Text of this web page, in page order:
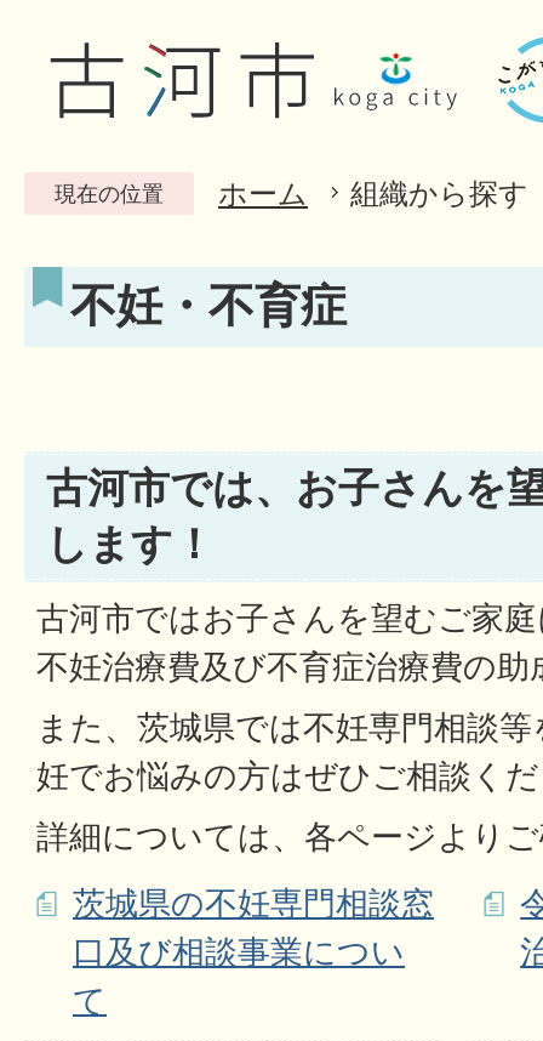
現在の位置 ホーム 組織から探す
不妊・不育症
古河市では、お子さんを
します！
古河市ではお子さんを望むご家
不妊治療費及び不育症治療費の
また、茨城県では不妊専門相談
妊でお悩みの方はぜひご相談く
詳細については、各ページより
茨城県の不妊専門相談窓
口及び相談事業につい
て